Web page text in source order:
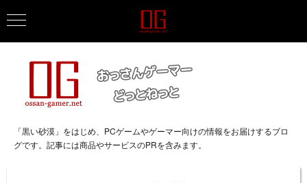
「黒い砂漠」をはじめ、PCゲームやゲーマー向けの情報をお届けするブロ
グです。記事には商品やサービスのPRを含みます。